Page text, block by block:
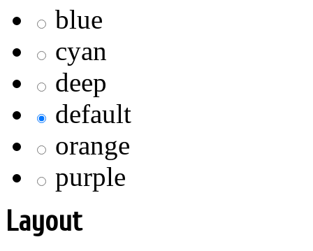
blue
cyan
deep
default
orange
purple
Layout